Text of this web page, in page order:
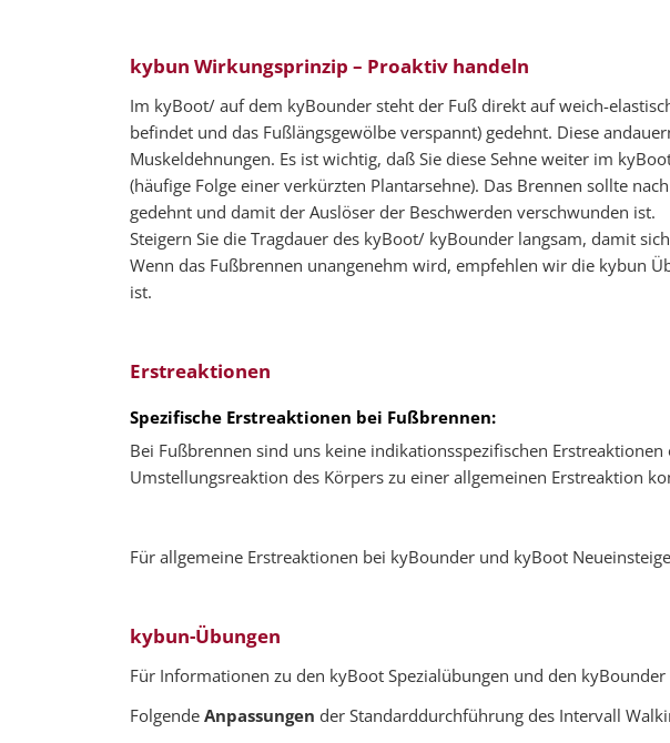
kybun Wirkungsprinzip – Proaktiv handeln
Im kyBoot/ auf dem kyBounder steht der Fuß direkt auf weich-
befindet und das Fußlängsgewölbe verspannt) gedehnt. Diese
Muskeldehnungen. Es ist wichtig, daß Sie diese Sehne weiter im
(häufige Folge einer verkürzten Plantarsehne). Das Brennen sollte
gedehnt und damit der Auslöser der Beschwerden verschwunden ist.
Steigern Sie die Tragdauer des kyBoot/ kyBounder langsam, damit
Wenn das Fußbrennen unangenehm wird, empfehlen wir die kybun
ist.
Erstreaktionen
Spezifische Erstreaktionen bei Fußbrennen:
Bei Fußbrennen sind uns keine indikationsspezifischen
Umstellungsreaktion des Körpers zu einer allgemeinen Erstreaktion
Für allgemeine Erstreaktionen bei kyBounder und kyBoot
kybun-Übungen
Für Informationen zu den kyBoot Spezialübungen und den
Folgende Anpassungen der Standarddurchführung des Intervall